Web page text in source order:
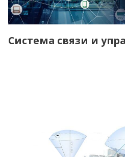
Система связи и